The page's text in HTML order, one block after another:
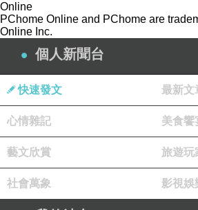
當太子見到村鎮裡有強欺弱的情
有目標，
也含有肅殺之氣，眼光裡也有
「哈！」的一
聲，就如一顆鐵彈丸直打到劍尖
美的臉就
Online
PChome Online and PChome are
Online Inc.
個人新聞台
快速發文 最新文
心情雜記 美食饗
藝文欣賞 旅遊玩
社會萬象 影視娛